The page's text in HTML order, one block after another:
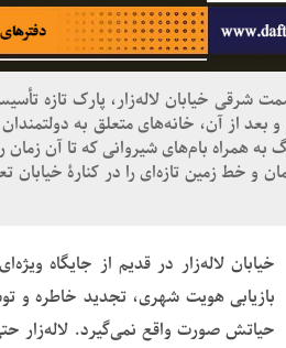
شرقی خیابان لاله‌زار، پارک تازه
بعد از آن، خانه‌های متعلق به
به همراه بام‌های شیروانی که تا آن
و خط زمین تازه‌ای را در کنارۀ خیابان
خیابان لاله‌زار در قدیم از جایگاه
بازیابی هویت شهری، تجدید خاطره و
حیاتش صورت واقع نمی‌گیرد. لاله‌زار